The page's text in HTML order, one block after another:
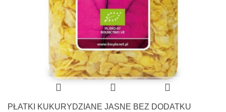
PŁATKI KUKURYDZIANE JASNE BEZ DODATKU